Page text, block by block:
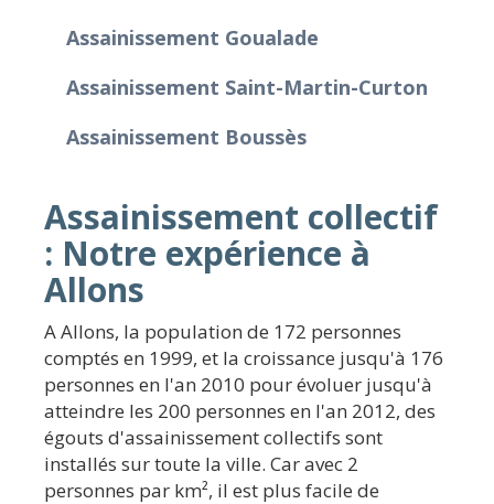
Assainissement Goualade
Assainissement Saint-Martin-Curton
Assainissement Boussès
Assainissement collectif
: Notre expérience à
Allons
A Allons, la population de 172 personnes
comptés en 1999, et la croissance jusqu'à 176
personnes en l'an 2010 pour évoluer jusqu'à
atteindre les 200 personnes en l'an 2012, des
égouts d'assainissement collectifs sont
installés sur toute la ville. Car avec 2
personnes par km², il est plus facile de